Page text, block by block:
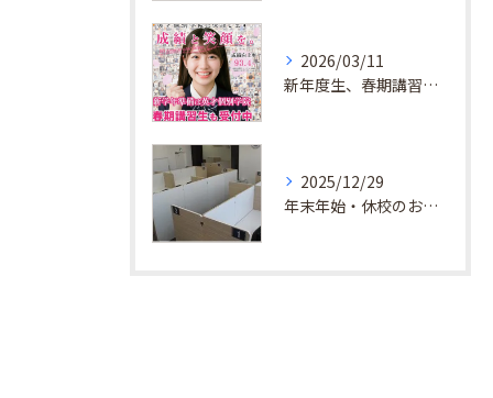
2026/03/11
新年度生、春期講習生 受付中！
2025/12/29
年末年始・休校のお知らせ